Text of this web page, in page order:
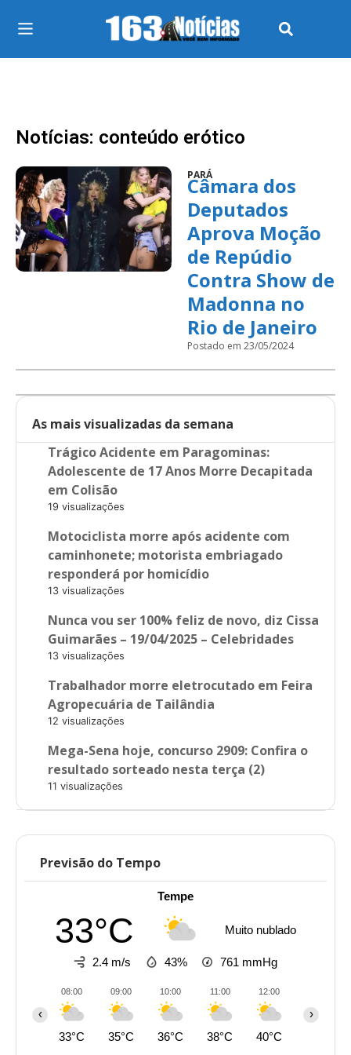
Notícias: conteúdo erótico
PARÁ
Câmara dos
Deputados
Aprova Moção
de Repúdio
Contra Show de
Madonna no
Rio de Janeiro
Postado em 23/05/2024
As mais visualizadas da semana
Trágico Acidente em Paragominas:
Adolescente de 17 Anos Morre Decapitada
em Colisão
19 visualizações
Motociclista morre após acidente com
caminhonete; motorista embriagado
responderá por homicídio
13 visualizações
Nunca vou ser 100% feliz de novo, diz Cissa
Guimarães – 19/04/2025 – Celebridades
13 visualizações
Trabalhador morre eletrocutado em Feira
Agropecuária de Tailândia
12 visualizações
Mega-Sena hoje, concurso 2909: Confira o
resultado sorteado nesta terça (2)
11 visualizações
Previsão do Tempo
Tempe
33°C Muito nublado
2.4 m/s 43% 761 mmHg
08:00
33°C
09:00
35°C
10:00
36°C
11:00
38°C
12:00
40°C
‹ ›